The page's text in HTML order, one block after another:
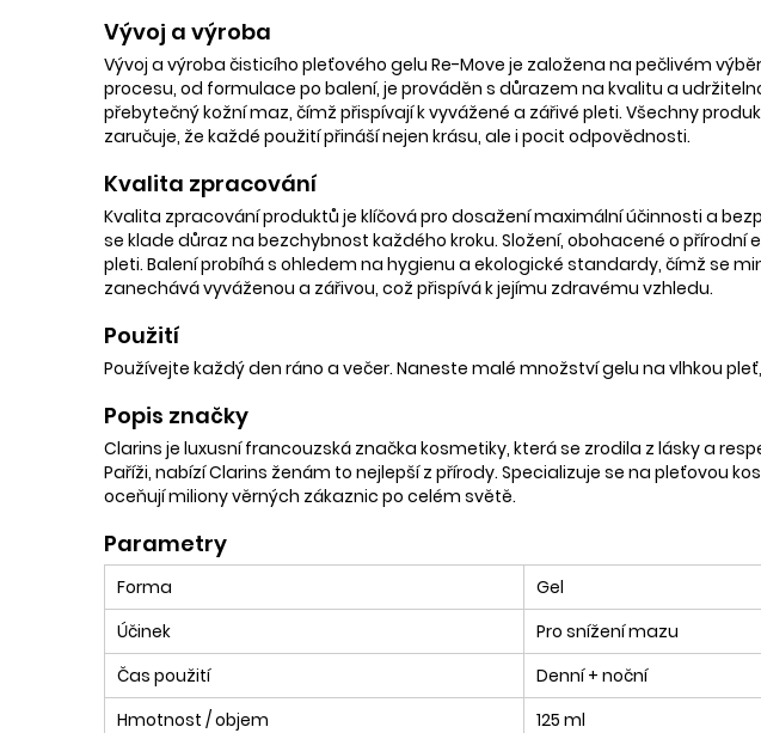
Vývoj a výroba
Vývoj a výroba čisticího pleťového gelu Re-Move je založena na pečlivém
procesu, od formulace po balení, je prováděn s důrazem na kvalitu a
přebytečný kožní maz, čímž přispívají k vyvážené a zářivé pleti. Všechny
zaručuje, že každé použití přináší nejen krásu, ale i pocit odpovědnosti.
Kvalita zpracování
Kvalita zpracování produktů je klíčová pro dosažení maximální účinnosti a
se klade důraz na bezchybnost každého kroku. Složení, obohacené o
pleti. Balení probíhá s ohledem na hygienu a ekologické standardy, čímž se
zanechává vyváženou a zářivou, což přispívá k jejímu zdravému vzhledu.
Použití
Používejte každý den ráno a večer. Naneste malé množství gelu na vlhkou
Popis značky
Clarins je luxusní francouzská značka kosmetiky, která se zrodila z lásky a
Paříži, nabízí Clarins ženám to nejlepší z přírody. Specializuje se na pleťovou
oceňují miliony věrných zákaznic po celém světě.
Parametry
Forma
Gel
Účinek
Pro snížení mazu
Čas použití
Denní + noční
Hmotnost / objem
125 ml